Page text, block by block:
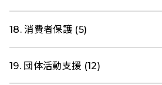
18. 消費者保護 (5)
19. 団体活動支援 (12)